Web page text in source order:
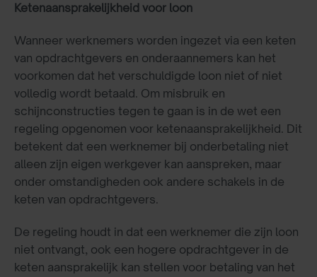
Ketenaansprakelijkheid voor loon
Wanneer werknemers worden ingezet via een keten
van opdrachtgevers en onderaannemers kan het
voorkomen dat het verschuldigde loon niet of niet
volledig wordt betaald. Om misbruik en
schijnconstructies tegen te gaan is in de wet een
regeling opgenomen voor ketenaansprakelijkheid. Dit
betekent dat een werknemer bij onderbetaling niet
alleen zijn eigen werkgever kan aanspreken, maar
onder omstandigheden ook andere schakels in de
keten van opdrachtgevers.
De regeling houdt in dat een werknemer die zijn loon
niet ontvangt, ook een hogere opdrachtgever in de
keten aansprakelijk kan stellen voor betaling van het